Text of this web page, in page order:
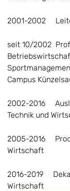
2001-2002
seit 10/2002
2002-2016
Technik und
2005-2016
Wirtschaft
2016-2019
Wirtschaft